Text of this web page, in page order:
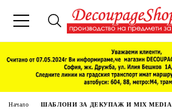
Начало ШАБЛОНИ ЗА ДЕКУПАЖ И MIX MEDIA